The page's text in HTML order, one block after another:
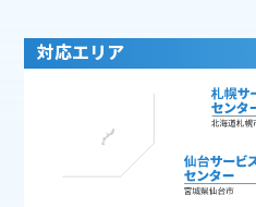
対応エリア